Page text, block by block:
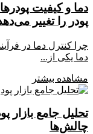
دما و کیفیت
پودر را تغییر
چرا کنترل دما در
دما یکی از...
مشاهده بیشتر
تحلیل جامع بازار
چالش‌ها